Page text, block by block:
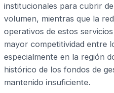
institucionales para cubrir
volumen, mientras que la
operativos de estos
mayor competitividad entre
especialmente en la región
histórico de los fondos de
mantenido insuficiente.